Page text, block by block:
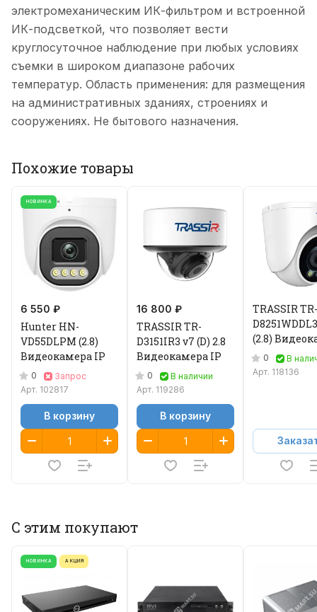
электромеханическим ИК-фильтром и встроенной
ИК-подсветкой, что позволяет вести
круглосуточное наблюдение при любых условиях
съемки в широком диапазоне рабочих
температур. Область применения: для размещения
на административных зданиях, строениях и
сооружениях. Не бытового назначения.
Похожие товары
НОВИНКА
6 550 ₽
Hunter HN-
VD55DLPM (2.8)
Видеокамера IP
0
Запрос
Арт. 102817
В корзину
16 800 ₽
TRASSIR TR-
D3151IR3 v7 (D) 2.8
Видеокамера IP
0
В наличии
Арт. 119286
В корзину
TRASSIR TR-
(2.8)
IP 0
В
Арт. 118136
С этим покупают
НОВИНКА АКЦИЯ